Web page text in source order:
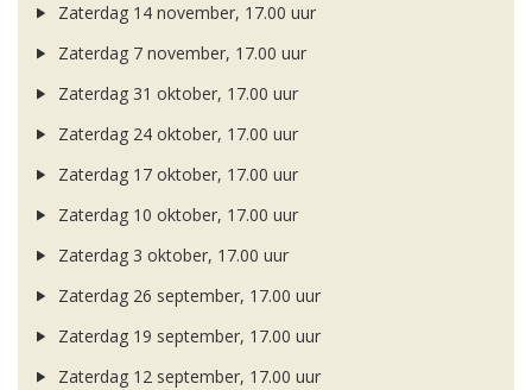
Zaterdag 14 november, 17.00 uur
Zaterdag 7 november, 17.00 uur
Zaterdag 31 oktober, 17.00 uur
Zaterdag 24 oktober, 17.00 uur
Zaterdag 17 oktober, 17.00 uur
Zaterdag 10 oktober, 17.00 uur
Zaterdag 3 oktober, 17.00 uur
Zaterdag 26 september, 17.00 uur
Zaterdag 19 september, 17.00 uur
Zaterdag 12 september, 17.00 uur